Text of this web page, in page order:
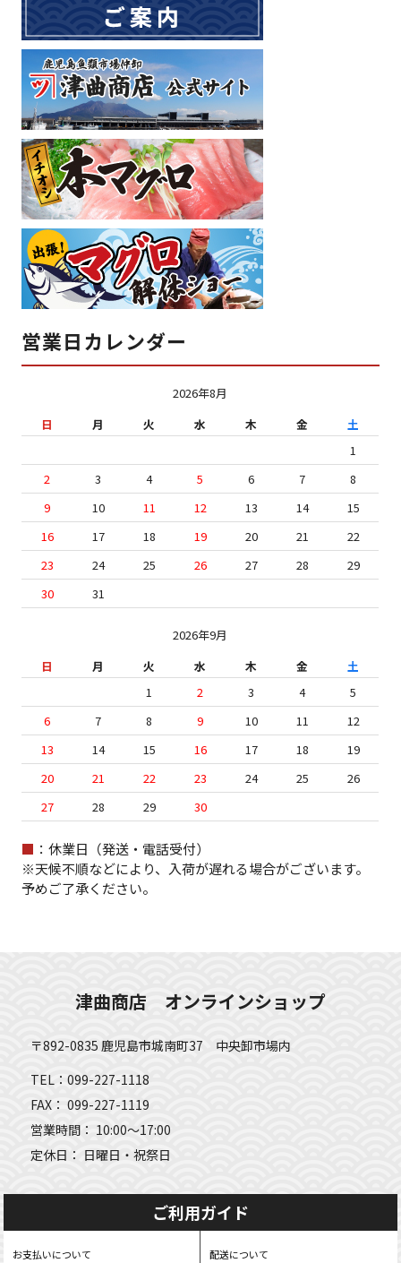
営業日カレンダー
2026年8月
日
月 火 水 木 金
土
1
2
3 4 5 6 7
8
9
10 11 12 13 14
15
16
17 18 19 20 21
22
23
24 25 26 27 28
29
30
31
2026年9月
日
月 火 水 木 金
土
1
2 3 4
5
6
7 8 9 10 11
12
13
14 15 16 17 18
19
20
21 22 23 24 25
26
27
28 29 30
■ ：休業日（発送・電話受付）
※天候不順などにより、入荷が遅れる場合がございます。
予めご了承ください。
津曲商店 オンラインショップ
〒892-0835 鹿児島市城南町37 中央卸市場内
TEL：099-227-1118
FAX： 099-227-1119
営業時間： 10:00～17:00
定休日： 日曜日・祝祭日
ご利用ガイド
お支払いについて 配送について